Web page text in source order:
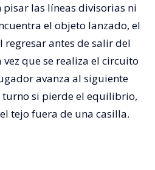
pisar las líneas divisorias ni
el objeto lanzado, el
regresar antes de salir del
que se realiza el circuito
avanza al siguiente
si pierde el equilibrio,
tejo fuera de una casilla.